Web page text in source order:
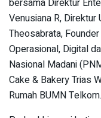
Venusiana R,
Theosabrata,
Operasional, Digital
Nasional Madani
Cake & Bakery Trias
Rumah BUMN Telkom.